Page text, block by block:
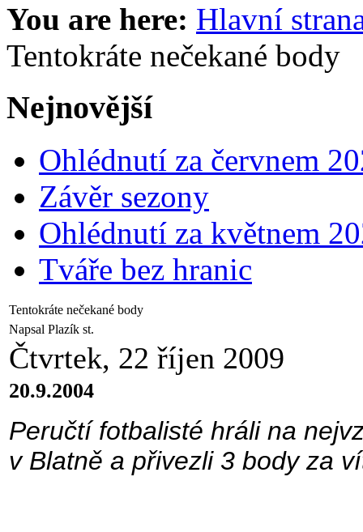
You are here: Hlavní
Tentokráte nečekané body
Nejnovější
Ohlédnutí za červnem
Závěr sezony
Ohlédnutí za květnem
Tváře bez hranic
Tentokráte nečekané body
Napsal Plazík st.
Čtvrtek, 22 říjen 2009
20.9.2004
Peručtí fotbalisté hráli na
v Blatně a přivezli 3 body za